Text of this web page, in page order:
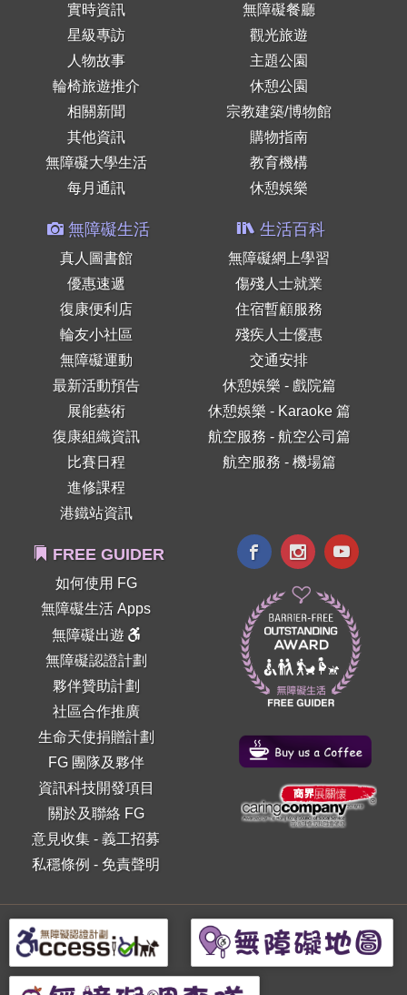
實時資訊
星級專訪
人物故事
輪椅旅遊推介
相關新聞
其他資訊
無障礙大學生活
每月通訊
無障礙餐廳
觀光旅遊
主題公園
休憩公園
宗教建築/博物館
購物指南
教育機構
休憩娛樂
無障礙生活
真人圖書館
優惠速遞
復康便利店
輪友小社區
無障礙運動
最新活動預告
展能藝術
復康組織資訊
比賽日程
進修課程
港鐵站資訊
生活百科
無障礙網上學習
傷殘人士就業
住宿暫顧服務
殘疾人士優惠
交通安排
休憩娛樂 - 戲院篇
休憩娛樂 - Karaoke 篇
航空服務 - 航空公司篇
航空服務 - 機場篇
FREE GUIDER
如何使用 FG
無障礙生活 Apps
無障礙出遊
無障礙認證計劃
夥伴贊助計劃
社區合作推廣
生命天使捐贈計劃
FG 團隊及夥伴
資訊科技開發項目
關於及聯絡 FG
意見收集 -義工招募
私穩條例 - 免責聲明